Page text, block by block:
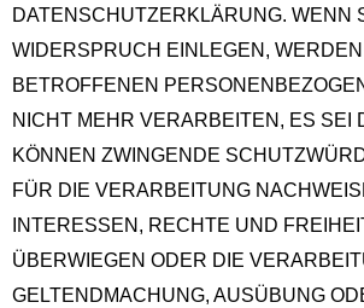
DATENSCHUTZERKLÄRUNG. WENN
WIDERSPRUCH EINLEGEN,
BETROFFENEN
NICHT MEHR VERARBEITEN, ES SEI
KÖNNEN ZWINGENDE
FÜR DIE VERARBEITUNG
INTERESSEN, RECHTE UND
ÜBERWIEGEN ODER DIE
GELTENDMACHUNG, AUSÜBUNG